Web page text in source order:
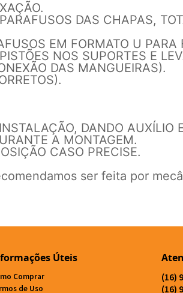
DAS CHAPAS,
EM FORMATO U PARA
NOS SUPORTES E
DAS MANGUEIRAS).
DANDO AUXÍLIO
A MONTAGEM.
CASO PRECISE.
ser feita por
Úteis
Comprar
de Uso
(16)
(16)